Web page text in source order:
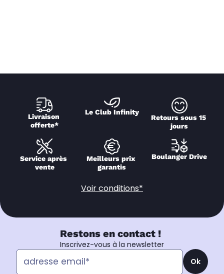
Livraison
offerte*
Le Club Infinity
Retours sous 15
jours
Service après
vente
Meilleurs prix
garantis
Boulanger Drive
Voir conditions*
Restons en contact !
Inscrivez-vous à la newsletter
Ok